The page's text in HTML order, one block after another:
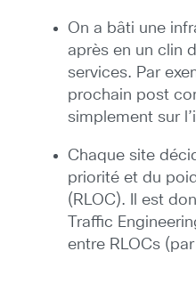
On a bâti une
après en un clin
services. Par
prochain post
simplement sur
Chaque site
priorité et du
(RLOC). Il est
Traffic
entre RLOCs